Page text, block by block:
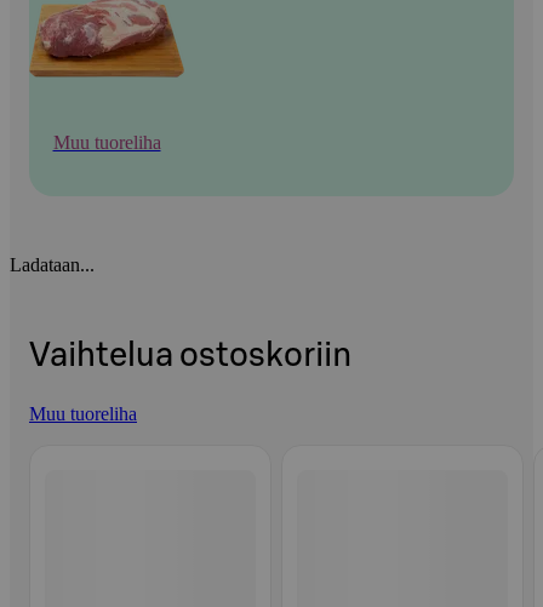
Muu tuoreliha
Ladataan...
Vaihtelua ostoskoriin
Muu tuoreliha